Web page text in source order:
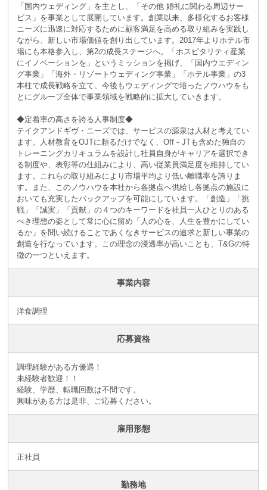
「国内ウェディング」を主とし、「その他 婚礼に関わる周辺サー
ビス」を事業として展開しています。創業以来、多様化するお客様
ニーズに迅速に対応するために顧客満足を高める取り組みを実践し
ながら、新しい市場価値を創り出しています。2017年よりホテル市
場にも本格参入し、第2の成長ステージへ。「ホスピタリティ産業
にイノベーションを」というミッションを掲げ、「国内ウエディン
グ事業」「海外・リゾートウェディング事業」「ホテル事業」の3
本柱で成長戦略を立て、今後もウェディングで培ったノウハウをも
とにグループ全体で事業領域を戦略的に拡大していきます。
◆定着率の高さを誇る人事制度◆
テイクアンドギヴ・ニーズでは、サービスの源泉は人材と考えてい
ます。人材教育をOJTに頼るだけでなく、Off－JTも含めた独自の
トレーニングカリキュラムを設計し社員自身がキャリアを選択でき
る制度や、表彰等の仕組みにより、高い従業員満足度を維持してい
ます。これらの取り組みにより市場平均より低い離職率を誇りま
す。また、このノウハウを本社から各拠点へ供給し各拠点の施設に
おいても充実したバックアップを可能にしています。「創造」「挑
戦」「誠実」「貢献」の４つのキーワードを社員一人ひとりのある
べき理想の姿として常に心に留め「人の心を、人生を豊かにしてい
るか」を問い続けることであくなきサービスの追求と新しい事業の
創造を行なっています。この理念の浸透率が高いことも、T&Gの特
徴の一つといえます。
事業内容
洋食調理
応募資格
調理経験がある方優遇！
未経験者歓迎！！
経験、学歴、転職回数は不問です。
興味がある方は是非、ご応募ください。
雇用形態
正社員
勤務地